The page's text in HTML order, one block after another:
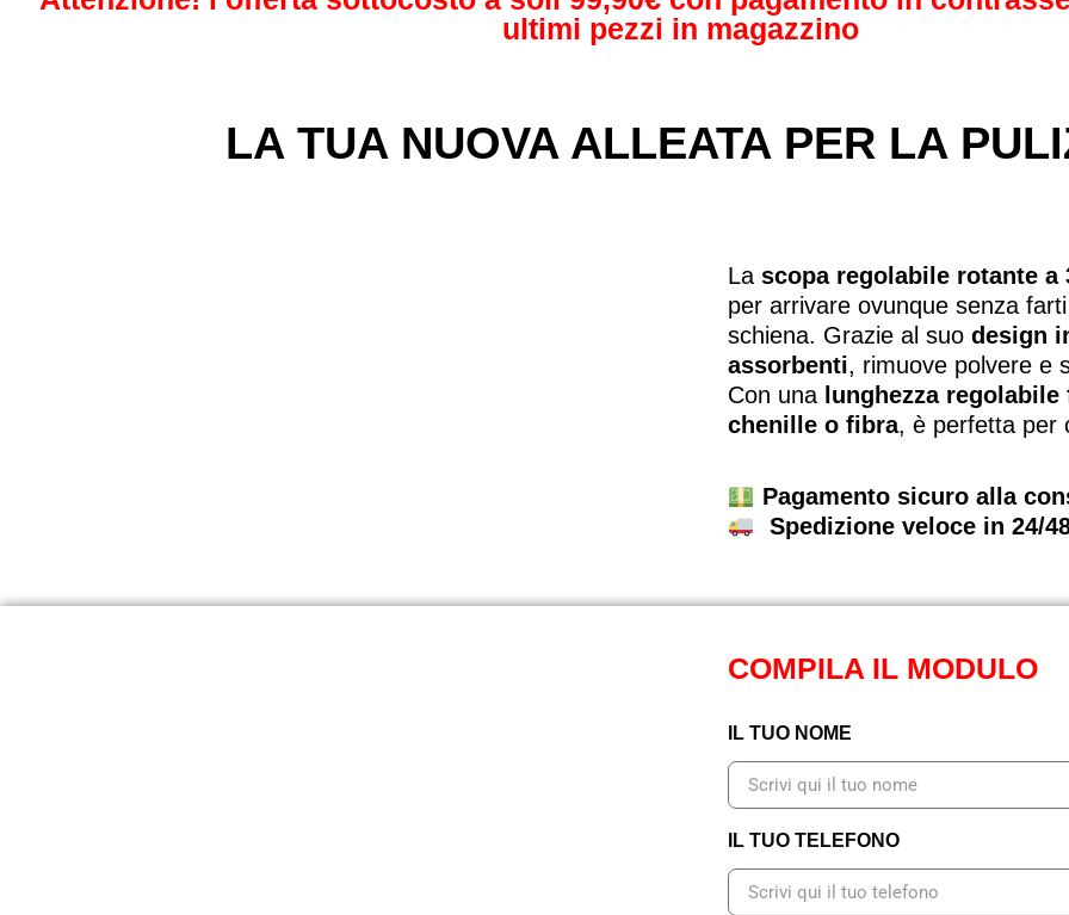
ultimi pezzi in magazzino
LA TUA NUOVA ALLEATA PER LA
La scopa regolabile rotante a
per arrivare ovunque senza
schiena. Grazie al suo design
assorbenti, rimuove polvere e
Con una lunghezza
chenille o fibra, è perfetta per
Pagamento sicuro alla
Spedizione veloce in 24/
COMPILA IL MODULO
IL TUO NOME
IL TUO TELEFONO